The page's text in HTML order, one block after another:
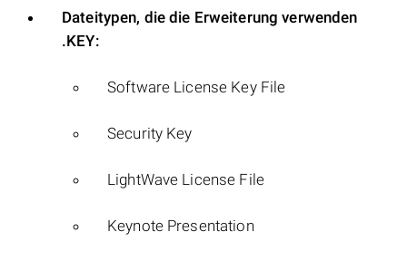
Dateitypen, die die Erweiterung verwenden
.KEY:
Software License Key File
Security Key
LightWave License File
Keynote Presentation